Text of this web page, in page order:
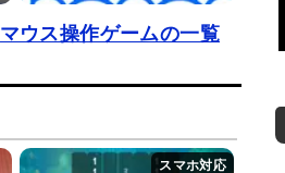
マウス操作ゲームの一覧